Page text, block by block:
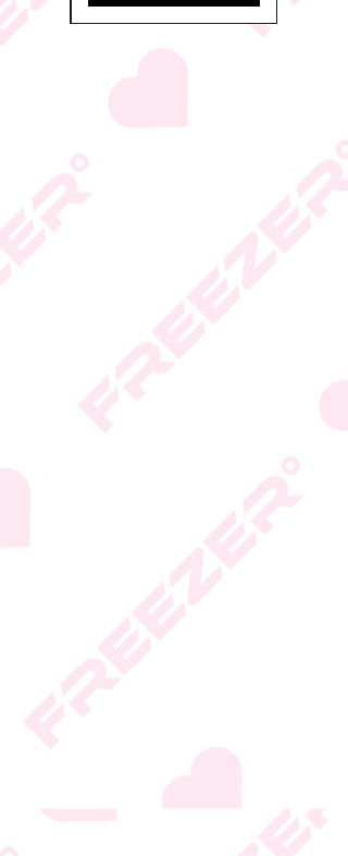
הכשרות על פי החלטת
היצרן או גוף הכשרות;
המידע המעודכן מופיע על
החברה
* ט.ל.ח.